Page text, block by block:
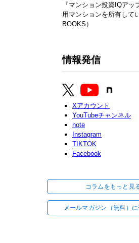
『マンション投資IQア
用マンションを所有して
BOOKS）
情報発信
Xアカウント
YouTubeチャンネル
note
Instagram
TIKTOK
Facebook
コラムをもっと見
メールマガジン（無料）